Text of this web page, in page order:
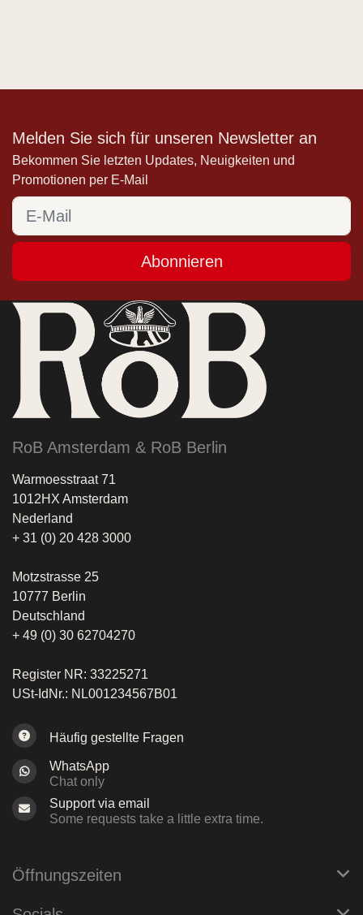
Melden Sie sich für unseren Newsletter an
Bekommen Sie letzten Updates, Neuigkeiten und
Promotionen per E-Mail
Abonnieren
RoB Amsterdam & RoB Berlin
Warmoesstraat 71
1012HX Amsterdam
Nederland
+ 31 (0) 20 428 3000
Motzstrasse 25
10777 Berlin
Deutschland
+ 49 (0) 30 62704270
Register NR: 33225271
USt-IdNr.: NL001234567B01
Häufig gestellte Fragen
WhatsApp
Chat only
Support via email
Some requests take a little extra time.
Öffnungszeiten